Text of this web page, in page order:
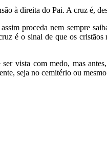
à direita do Pai. A cruz é,
proceda nem sempre
é o sinal de que os
vista com medo, mas
seja no cemitério ou